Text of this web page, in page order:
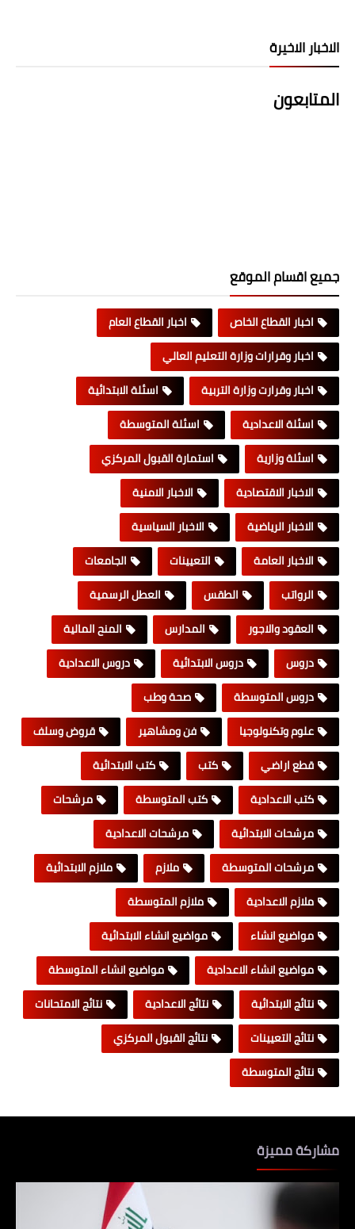
الاخبار الاخيرة
المتابعون
جميع اقسام الموقع
اخبار القطاع الخاص
اخبار القطاع العام
اخبار وقرارات وزارة التعليم العالي
اخبار وقرارت وزارة التربية
اسئلة الابتدائية
اسئلة الاعدادية
اسئلة المتوسطة
اسئلة وزارية
استمارة القبول المركزي
الاخبار الاقتصادية
الاخبار الامنية
الاخبار الرياضية
الاخبار السياسية
الاخبار العامة
التعيينات
الجامعات
الرواتب
الطقس
العطل الرسمية
العقود والاجور
المدارس
المنح المالية
دروس
دروس الابتدائية
دروس الاعدادية
دروس المتوسطة
صحة وطب
علوم وتكنولوجيا
فن ومشاهير
قروض وسلف
قطع اراضي
كتب
كتب الابتدائية
كتب الاعدادية
كتب المتوسطة
مرشحات
مرشحات الابتدائية
مرشحات الاعدادية
مرشحات المتوسطة
ملازم
ملازم الابتدائية
ملازم الاعدادية
ملازم المتوسطة
مواضيع انشاء
مواضيع انشاء الابتدائية
مواضيع انشاء الاعدادية
مواضيع انشاء المتوسطة
نتائج الابتدائية
نتائج الاعدادية
نتائج الامتحانات
نتائج التعيينات
نتائج القبول المركزي
نتائج المتوسطة
مشاركة مميزة